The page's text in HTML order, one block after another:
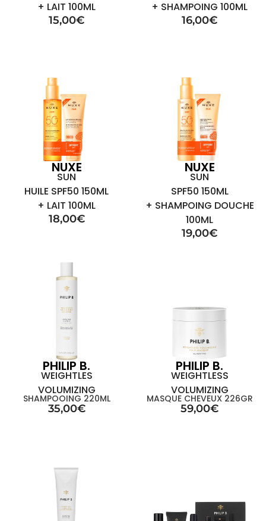
+ LAIT 100ML
15,00€
+ SHAMPOING 100ML
16,00€
NUXE
SUN
HUILE SPF50 150ML
+ LAIT 100ML
18,00€
NUXE
SUN
SPF50 150ML
+ SHAMPOING DOUCHE
100ML
19,00€
PHILIP B.
WEIGHTLES
VOLUMIZING
SHAMPOOING 220ML
35,00€
PHILIP B.
WEIGHTLESS
VOLUMIZING
MASQUE CHEVEUX 226GR
59,00€